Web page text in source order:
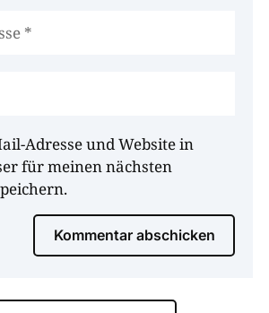
Adresse und Website in
für meinen nächsten
Kommentar abschicken